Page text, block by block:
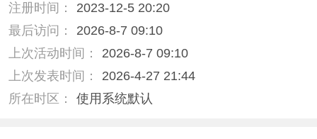
注册时间：
2023-12-5 20:20
最后访问：
2026-8-7 09:10
上次活动时间：
2026-8-7 09:10
上次发表时间：
2026-4-27 21:44
所在时区：
使用系统默认